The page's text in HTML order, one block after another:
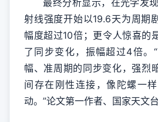
最终分析显示，在光学发现
射线强度开始以19.6天为周期
幅度超过10倍；更令人惊喜的
了同步变化，振幅超过4倍。
幅、准周期的同步变化，强烈
间存在刚性连接，像陀螺一
动。”论文第一作者、国家天文